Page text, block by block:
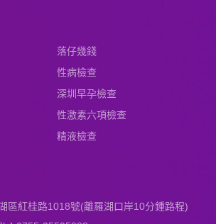
落仔幾錢
性病檢查
深圳早孕檢查
性激素六項檢查
精液檢查
區紅桂路1018號(離羅湖口岸10分鍾路程)